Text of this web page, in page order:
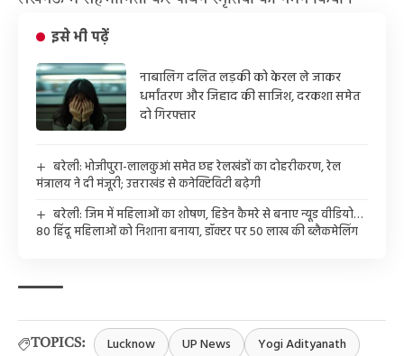
इसे भी पढ़ें
नाबालिग दलित लड़की को केरल ले जाकर
धर्मांतरण और जिहाद की साजिश, दरकशा समेत
दो गिरफ्तार
बरेली: भोजीपुरा-लालकुआं समेत छह रेलखंडों का दोहरीकरण, रेल
मंत्रालय ने दी मंजूरी; उत्तराखंड से कनेक्टिविटी बढ़ेगी
बरेली: जिम में महिलाओं का शोषण, हिडेन कैमरे से बनाए न्यूड वीडियो…
80 हिंदू महिलाओं को निशाना बनाया, डॉक्टर पर 50 लाख की ब्लैकमेलिंग
TOPICS: Lucknow UP News Yogi Adityanath